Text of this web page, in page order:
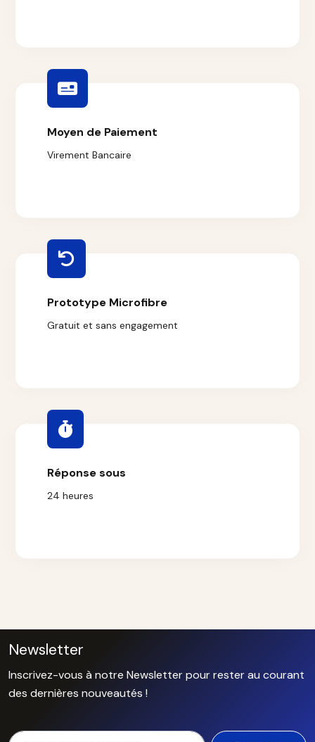
Moyen de Paiement
Virement Bancaire
Prototype Microfibre
Gratuit et sans engagement
Réponse sous
24 heures
Newsletter
Inscrivez-vous à notre Newsletter pour rester au courant
des dernières nouveautés !